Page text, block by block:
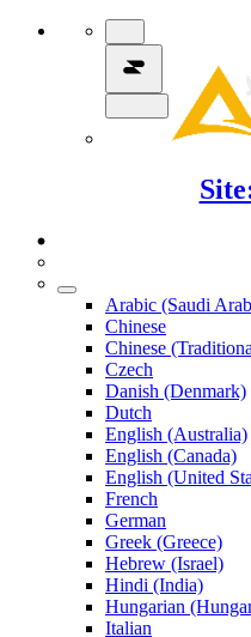
Arabic (Saudi
Chinese
Chinese
Czech
Danish (Denmark)
Dutch
English (Australia)
English (Canada)
English (United
French
German
Greek (Greece)
Hebrew (Israel)
Hindi (India)
Hungarian
Italian